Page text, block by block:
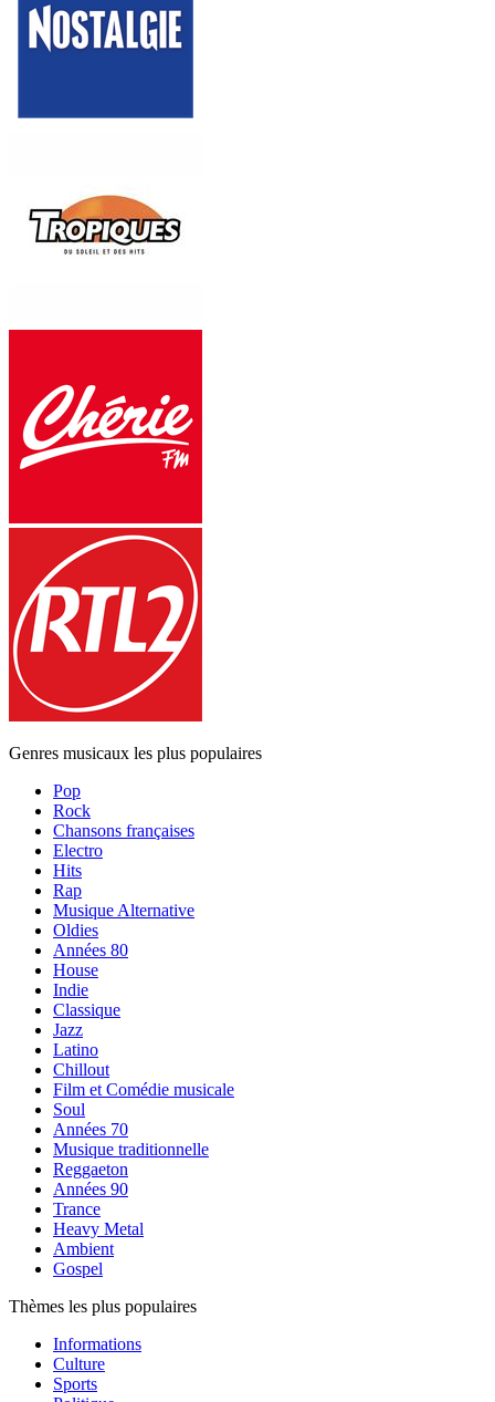
Genres musicaux les plus populaires
Pop
Rock
Chansons françaises
Electro
Hits
Rap
Musique Alternative
Oldies
Années 80
House
Indie
Classique
Jazz
Latino
Chillout
Film et Comédie musicale
Soul
Années 70
Musique traditionnelle
Reggaeton
Années 90
Trance
Heavy Metal
Ambient
Gospel
Thèmes les plus populaires
Informations
Culture
Sports